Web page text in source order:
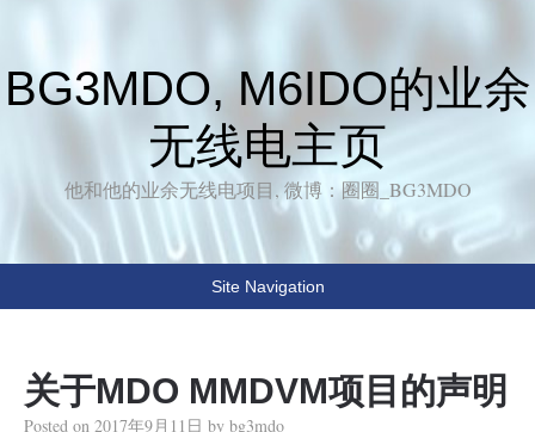
BG3MDO, M6IDO的业余
无线电主页
他和他的业余无线电项目, 微博：圈圈_BG3MDO
Site Navigation
关于MDO MMDVM项目的声明
Posted on 2017年9月11日 by bg3mdo